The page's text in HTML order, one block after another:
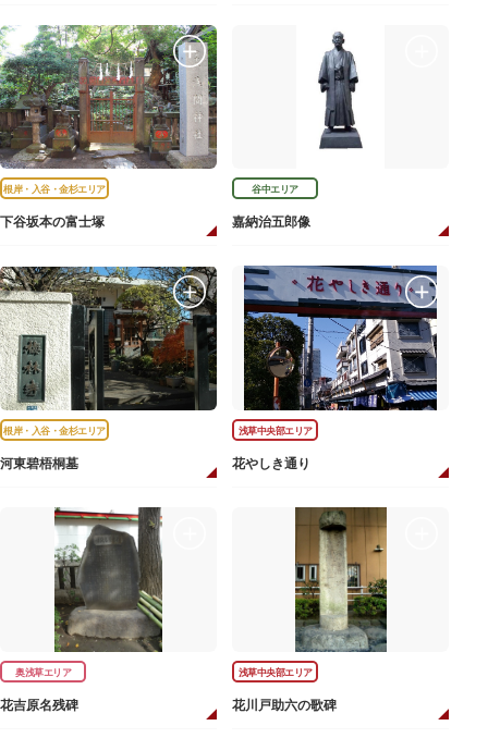
根岸・入谷・金杉エリア
下谷坂本の富士塚
谷中エリア
嘉納治五郎像
根岸・入谷・金杉エリア
河東碧梧桐墓
浅草中央部エリア
花やしき通り
奥浅草エリア
花吉原名残碑
浅草中央部エリア
花川戸助六の歌碑